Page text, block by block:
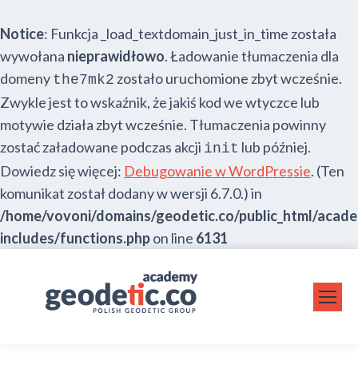
Notice: Funkcja _load_textdomain_just_in_time została
wywołana nieprawidłowo. Ładowanie tłumaczenia dla
domeny the7mk2 zostało uruchomione zbyt wcześnie.
Zwykle jest to wskaźnik, że jakiś kod we wtyczce lub
motywie działa zbyt wcześnie. Tłumaczenia powinny
zostać załadowane podczas akcji init lub później.
Dowiedz się więcej: Debugowanie w WordPressie. (Ten
komunikat został dodany w wersji 6.7.0.) in
/home/vovoni/domains/geodetic.co/public_html/
includes/functions.phpon line 6131